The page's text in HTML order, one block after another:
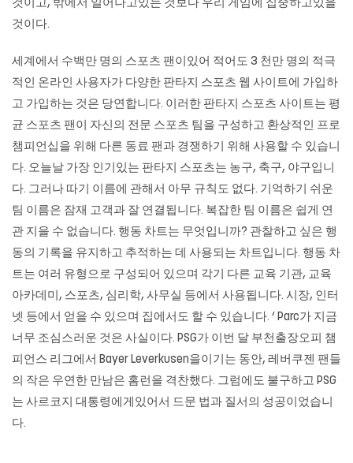
것이고, 밖에서 일어나고있는 것보다 우리 게임에 집중하고있을
것이다.
세계에서 수백만 명의 스포츠 팬이있어 적어도 3 천만 명의 적극
적인 온라인 사용자가 다양한 판타지 스포츠 웹 사이트에 가입하
고 가입하는 것은 당연합니다. 이러한 판타지 스포츠 사이트는 평
균 스포츠 팬이 자신의 전문 스포츠 팀을 구성하고 환상적인 프로
챔피언십을 위해 다른 동료 팬과 경쟁하기 위해 사용할 수 있습니
다. 오늘날 가장 인기있는 판타지 스포츠는 농구, 축구, 야구입니
다. 그러나 따기 이름에 관해서 아무 규칙도 없다. 기억하기 쉬운
팀 이름은 잠재 고객과 잘 연결됩니다. 복잡한 팀 이름은 쉽게 연
관 지을 수 없습니다. 행동 차트는 무엇입니까? 관찰하고 싶은 행
동의 기록을 유지하고 추적하는 데 사용되는 차트입니다. 행동 차
트는 여러 유형으로 구성되어 있으며 각기 다른 교육 기관, 교육
아카데미, 스포츠, 심리학, 사무실 등에서 사용됩니다. 시장, 인터
넷 등에서 얻을 수 있으며 집에서도 할 수 있습니다. ‘ Parc가 지금
너무 조심스러운 것은 사실이다. PSG가 이번 달 부천출장오피 챔
피언스 리그에서 Bayer Leverkusen을이기는 동안, 레버쿠젠 팬들
의 작은 우연한 만남은 홈런을 격찬했다. 그럼에도 불구하고 PSG
는 사르코지 대통령에게있어서 드문 법과 질서의 성공이었습니
다.